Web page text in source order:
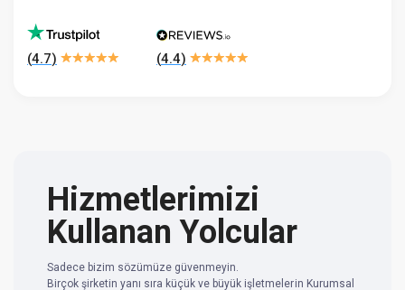
(4.7) (4.4)
Hizmetlerimizi
Kullanan Yolcular
Sadece bizim sözümüze güvenmeyin.
Birçok şirketin yanı sıra küçük ve büyük işletmelerin Kurumsal